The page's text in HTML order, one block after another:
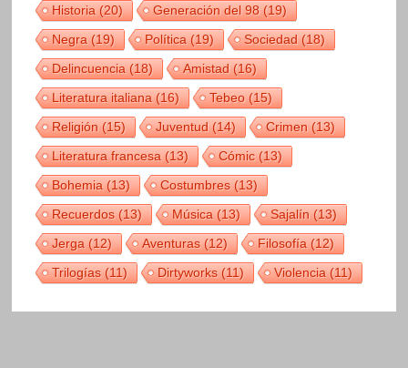
Historia(20) Generación del 98(19)
Negra(19) Política(19) Sociedad(18)
Delincuencia(18) Amistad(16)
Literatura italiana(16) Tebeo(15)
Religión(15) Juventud(14) Crimen(13)
Literatura francesa(13) Cómic(13)
Bohemia(13) Costumbres(13)
Recuerdos(13) Música(13) Sajalín(13)
Jerga(12) Aventuras(12) Filosofía(12)
Trilogías(11) Dirtyworks(11) Violencia(11)